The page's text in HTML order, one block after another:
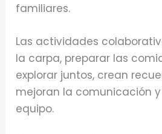
familiares.
Las actividades
la carpa, preparar las
explorar juntos, crean
mejoran la comunicación
equipo.